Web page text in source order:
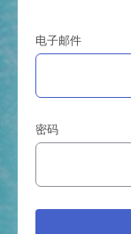
电子邮件
密码